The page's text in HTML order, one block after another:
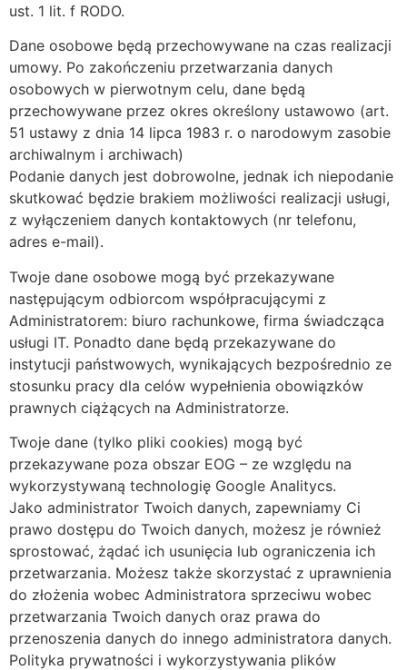
ust. 1 lit. f RODO.
Dane osobowe będą przechowywane na czas realizacji
umowy. Po zakończeniu przetwarzania danych
osobowych w pierwotnym celu, dane będą
przechowywane przez okres określony ustawowo (art.
51 ustawy z dnia 14 lipca 1983 r. o narodowym zasobie
archiwalnym i archiwach)
Podanie danych jest dobrowolne, jednak ich niepodanie
skutkować będzie brakiem możliwości realizacji usługi,
z wyłączeniem danych kontaktowych (nr telefonu,
adres e-mail).
Twoje dane osobowe mogą być przekazywane
następującym odbiorcom współpracującymi z
Administratorem: biuro rachunkowe, firma świadcząca
usługi IT. Ponadto dane będą przekazywane do
instytucji państwowych, wynikających bezpośrednio ze
stosunku pracy dla celów wypełnienia obowiązków
prawnych ciążących na Administratorze.
Twoje dane (tylko pliki cookies) mogą być
przekazywane poza obszar EOG – ze względu na
wykorzystywaną technologię Google Analitycs.
Jako administrator Twoich danych, zapewniamy Ci
prawo dostępu do Twoich danych, możesz je również
sprostować, żądać ich usunięcia lub ograniczenia ich
przetwarzania. Możesz także skorzystać z uprawnienia
do złożenia wobec Administratora sprzeciwu wobec
przetwarzania Twoich danych oraz prawa do
przenoszenia danych do innego administratora danych.
Polityka prywatności i wykorzystywania plików